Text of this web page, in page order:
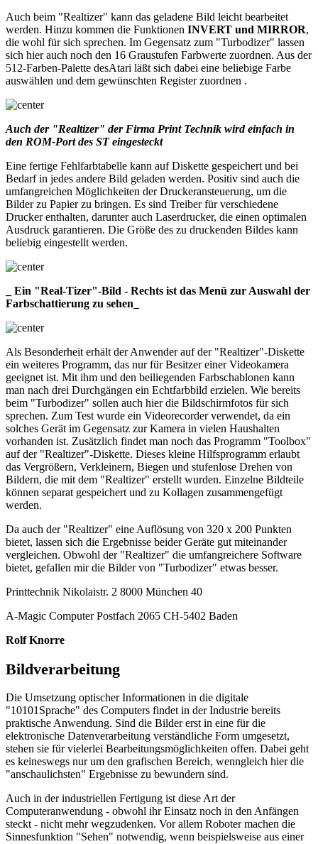
Auch beim "Realtizer" kann das geladene Bild leicht bearbeitet
werden. Hinzu kommen die Funktionen INVERT und MIRROR,
die wohl für sich sprechen. Im Gegensatz zum "Turbodizer" lassen
sich hier auch noch den 16 Graustufen Farbwerte zuordnen. Aus der
512-Farben-Palette desAtari läßt sich dabei eine beliebige Farbe
auswählen und dem gewünschten Register zuordnen .
Auch der "Realtizer" der Firma Print Technik wird einfach in
den ROM-Port des ST eingesteckt
Eine fertige Fehlfarbtabelle kann auf Diskette gespeichert und bei
Bedarf in jedes andere Bild geladen werden. Positiv sind auch die
umfangreichen Möglichkeiten der Druckeransteuerung, um die
Bilder zu Papier zu bringen. Es sind Treiber für verschiedene
Drucker enthalten, darunter auch Laserdrucker, die einen optimalen
Ausdruck garantieren. Die Größe des zu druckenden Bildes kann
beliebig eingestellt werden.
_ Ein "Real-Tizer"-Bild - Rechts ist das Menü zur Auswahl der
Farbschattierung zu sehen_
Als Besonderheit erhält der Anwender auf der "Realtizer"-Diskette
ein weiteres Programm, das nur für Besitzer einer Videokamera
geeignet ist. Mit ihm und den beiliegenden Farbschablonen kann
man nach drei Durchgängen ein Echtfarbbild erzielen. Wie bereits
beim "Turbodizer" sollen auch hier die Bildschirmfotos für sich
sprechen. Zum Test wurde ein Videorecorder verwendet, da ein
solches Gerät im Gegensatz zur Kamera in vielen Haushalten
vorhanden ist. Zusätzlich findet man noch das Programm "Toolbox"
auf der "Realtizer"-Diskette. Dieses kleine Hilfsprogramm erlaubt
das Vergrößern, Verkleinern, Biegen und stufenlose Drehen von
Bildern, die mit dem "Realtizer" erstellt wurden. Einzelne Bildteile
können separat gespeichert und zu Kollagen zusammengefügt
werden.
Da auch der "Realtizer" eine Auflösung von 320 x 200 Punkten
bietet, lassen sich die Ergebnisse beider Geräte gut miteinander
vergleichen. Obwohl der "Realtizer" die umfangreichere Software
bietet, gefallen mir die Bilder von "Turbodizer" etwas besser.
Printtechnik Nikolaistr. 2 8000 München 40
A-Magic Computer Postfach 2065 CH-5402 Baden
Rolf Knorre
Bildverarbeitung
Die Umsetzung optischer Informationen in die digitale
"10101Sprache" des Computers findet in der Industrie bereits
praktische Anwendung. Sind die Bilder erst in eine für die
elektronische Datenverarbeitung verständliche Form umgesetzt,
stehen sie für vielerlei Bearbeitungsmöglichkeiten offen. Dabei geht
es keineswegs nur um den grafischen Bereich, wenngleich hier die
"anschaulichsten" Ergebnisse zu bewundern sind.
Auch in der industriellen Fertigung ist diese Art der
Computeranwendung - obwohl ihr Einsatz noch in den Anfängen
steckt - nicht mehr wegzudenken. Vor allem Roboter machen die
Sinnesfunktion "Sehen" notwendig, wenn beispielsweise aus einer